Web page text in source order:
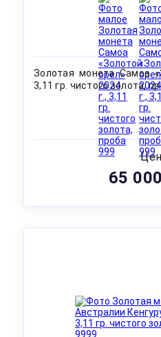
Золотая монета Самоа
3,11 гр. чистого золота,
65